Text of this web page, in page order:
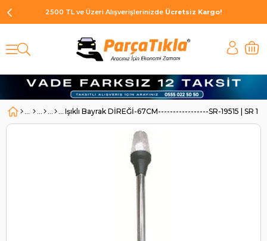
2500 TL ve Üzeri Alışverişlerinizde Ücretsiz Kargo!
Işıklı Bayrak DİREĞİ-67CM-----------------SR-19515 | SR